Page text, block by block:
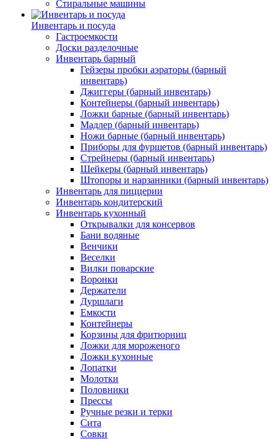
Стиральные машины
Инвентарь и посуда
Гастроемкости
Доски разделочные
Инвентарь барный
Гейзеры пробки аэраторы (барный
инвентарь)
Джиггеры (барный инвентарь)
Контейнеры (барный инвентарь)
Ложки барные (барный инвентарь)
Мадлер (барный инвентарь)
Ножи барные (барный инвентарь)
Приборы для фуршетов (барный инвентарь)
Стрейнеры (барный инвентарь)
Шейкеры (барный инвентарь)
Штопоры и нарзанники (барный инвентарь)
Инвентарь для пиццерии
Инвентарь кондитерский
Инвентарь кухонный
Открывалки для консервов
Бани водяные
Венчики
Веселки
Вилки поварские
Воронки
Держатели
Дуршлаги
Емкости
Контейнеры
Корзины для фритюрниц
Ложки для мороженого
Ложки кухонные
Лопатки
Молотки
Половники
Прессы
Ручные резки и терки
Сита
Совки